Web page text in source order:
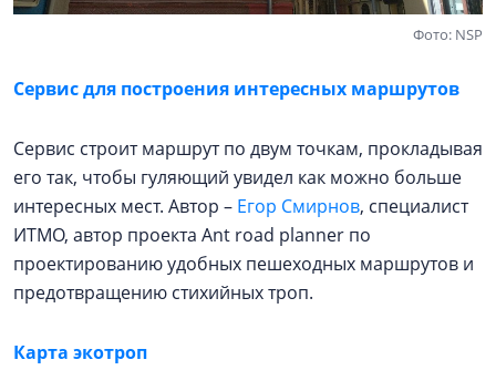
Фото: NSP
Сервис для построения интересных маршрутов
Сервис строит маршрут по двум точкам, прокладывая
его так, чтобы гуляющий увидел как можно больше
интересных мест. Автор – Егор Смирнов, специалист
ИТМО, автор проекта Ant road planner по
проектированию удобных пешеходных маршрутов и
предотвращению стихийных троп.
Карта экотроп